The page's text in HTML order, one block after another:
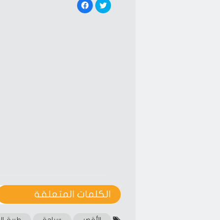
Click
to
share
Click
to
الكلمات المتعلقة‎